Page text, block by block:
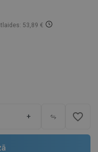
53,89 €
+ favorite_border